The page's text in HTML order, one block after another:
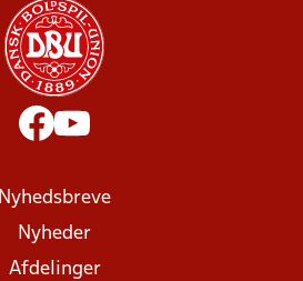
Nyhedsbreve
Nyheder
Afdelinger